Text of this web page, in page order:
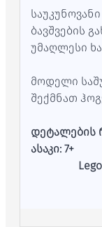
ბავშვების
უმაღლესი
მოდელი
შექმნათ
დეტალების
ასაკი: 7+